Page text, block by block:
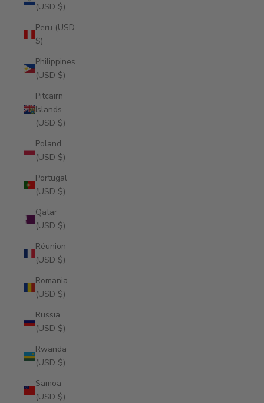
(USD $)
Peru (USD
$)
Philippines
(USD $)
Pitcairn
Islands
(USD $)
Poland
(USD $)
Portugal
(USD $)
Qatar
(USD $)
Réunion
(USD $)
Romania
(USD $)
Russia
(USD $)
Rwanda
(USD $)
Samoa
(USD $)